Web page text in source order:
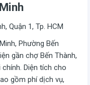
Quận 1, Tp. HCM
Phường Bến
gần chợ Bến Thành,
Diện tích cho
gồm phí dịch vụ,